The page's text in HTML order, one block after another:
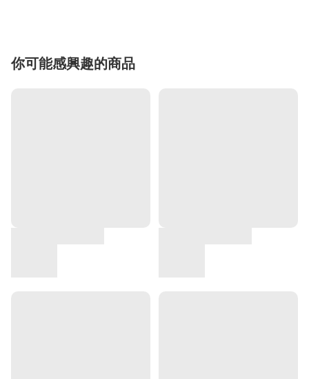
你可能感興趣的商品